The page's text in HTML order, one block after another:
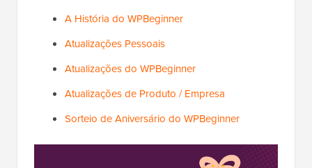
A História do WPBeginner
Atualizações Pessoais
Atualizações do WPBeginner
Atualizações de Produto / Empresa
Sorteio de Aniversário do WPBeginner